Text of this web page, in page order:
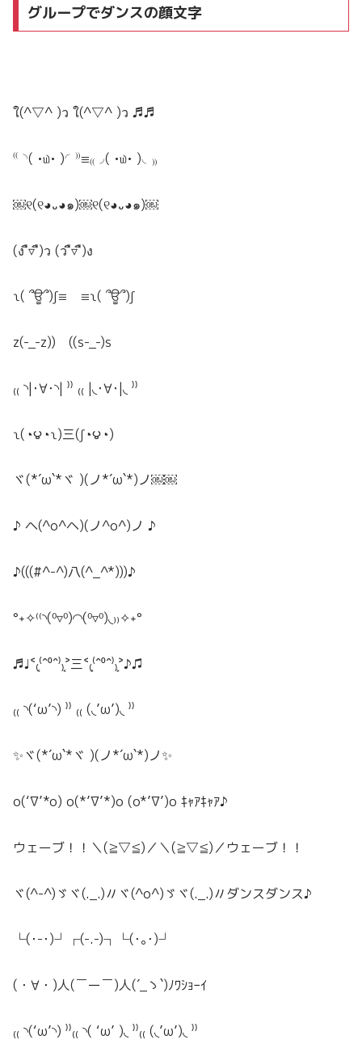
グループでダンスの顔文字
ใ(^▽^ )ว ใ(^▽^ )ว ♬♬
⁽⁽◝( •௰• )◜⁾⁾≡₍₍◞( •௰• )◟₎₎
￼୧(୧◕᎑◕๑)￼୧(୧◕᎑◕๑)￼
(ง ื▿ ื)ว (ว ื▿ ื)ง
ʅ( ՞ਊ՞)ʃ≡ ≡ʅ( ՞ਊ՞)ʃ
z(-_-z)) ((s-_-)s
₍₍ ◝|･∀･◝| ⁾⁾ ₍₍ |◟･∀･|◟ ⁾⁾
ʅ(◔౪◔ʅ)三(ʃ◔౪◔)
ヾ(*´ω`*ヾ )(ノ*´ω`*)ノ￼￼
♪ ヘ(^o^ヘ)(ノ^o^)ノ ♪
♪(((#^-^)八(^_^*)))♪
°˖✧⁽⁽◝(⁰▿⁰)◜◝(⁰▿⁰)◟₎₎✧˖°
♬♩˂₍͔⁽ˆ⁰ˆ⁾₎͔˃三˂₍͕⁽ˆ⁰ˆ⁾₎͕˃♪♫
₍₍ ◝(‘ω’◝) ⁾⁾ ₍₍ (◟’ω’)◟ ⁾⁾
✨ヾ(*´ω`*ヾ )(ノ*´ω`*)ノ✨
o(‘∇’*o) o(*’∇’*)o (o*’∇’)o ｷｬｱｷｬｱ♪
ウェーブ！！＼(≧▽≦)／＼(≧▽≦)／ウェーブ！！
ヾ(^-^)ゞヾ(._.)〃ヾ(^o^)ゞヾ(._.)〃ダンスダンス♪
└(･-･)┘┌(-.-)┐└(･｡･)┘
(・∀・)人(￣ー￣)人(´_ゝ`)ﾉﾜｼｮｰｲ
₍₍ ◝(‘ω’◝) ⁾⁾₍₍ ◝( ‘ω’ )◟ ⁾⁾₍₍ (◟’ω’)◟ ⁾⁾